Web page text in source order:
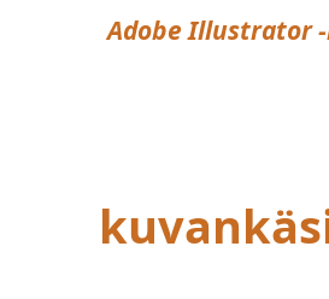
Adobe Illustrator